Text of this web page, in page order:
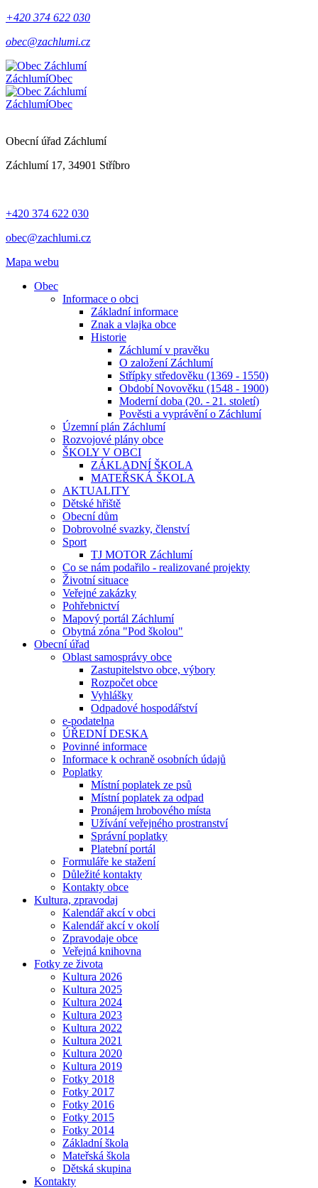
+420 374 622 030
obec@zachlumi.cz
ZáchlumíObec
ZáchlumíObec
Obecní úřad Záchlumí
Záchlumí 17, 34901 Stříbro
+420 374 622 030
obec@zachlumi.cz
Mapa webu
Obec
Informace o obci
Základní informace
Znak a vlajka obce
Historie
Záchlumí v pravěku
O založení Záchlumí
Střípky středověku (1369 - 1550)
Období Novověku (1548 - 1900)
Moderní doba (20. - 21. století)
Pověsti a vyprávění o Záchlumí
Územní plán Záchlumí
Rozvojové plány obce
ŠKOLY V OBCI
ZÁKLADNÍ ŠKOLA
MATEŘSKÁ ŠKOLA
AKTUALITY
Dětské hřiště
Obecní dům
Dobrovolné svazky, členství
Sport
TJ MOTOR Záchlumí
Co se nám podařilo - realizované projekty
Životní situace
Veřejné zakázky
Pohřebnictví
Mapový portál Záchlumí
Obytná zóna "Pod školou"
Obecní úřad
Oblast samosprávy obce
Zastupitelstvo obce, výbory
Rozpočet obce
Vyhlášky
Odpadové hospodářství
e-podatelna
ÚŘEDNÍ DESKA
Povinné informace
Informace k ochraně osobních údajů
Poplatky
Místní poplatek ze psů
Místní poplatek za odpad
Pronájem hrobového místa
Užívání veřejného prostranství
Správní poplatky
Platební portál
Formuláře ke stažení
Důležité kontakty
Kontakty obce
Kultura, zpravodaj
Kalendář akcí v obci
Kalendář akcí v okolí
Zpravodaje obce
Veřejná knihovna
Fotky ze života
Kultura 2026
Kultura 2025
Kultura 2024
Kultura 2023
Kultura 2022
Kultura 2021
Kultura 2020
Kultura 2019
Fotky 2018
Fotky 2017
Fotky 2016
Fotky 2015
Fotky 2014
Základní škola
Mateřská škola
Dětská skupina
Kontakty